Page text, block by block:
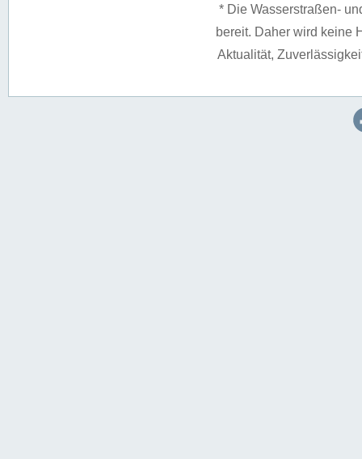
* Die Wasserstraßen-
bereit. Daher wird keine
Aktualität,